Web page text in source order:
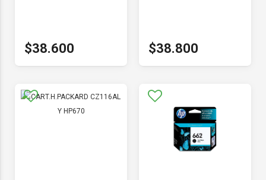
$38.600 $38.800